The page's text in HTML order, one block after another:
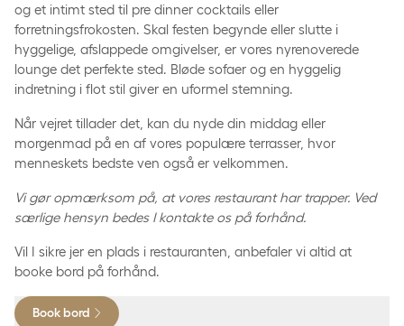
og et intimt sted til pre dinner cocktails eller
forretningsfrokosten. Skal festen begynde eller slutte i
hyggelige, afslappede omgivelser, er vores nyrenoverede
lounge det perfekte sted. Bløde sofaer og en hyggelig
indretning i flot stil giver en uformel stemning.
Når vejret tillader det, kan du nyde din middag eller
morgenmad på en af vores populære terrasser, hvor
menneskets bedste ven også er velkommen.
Vi gør opmærksom på, at vores restaurant har trapper. Ved
særlige hensyn bedes I kontakte os på forhånd.
Vil I sikre jer en plads i restauranten, anbefaler vi altid at
booke bord på forhånd.
Book bord